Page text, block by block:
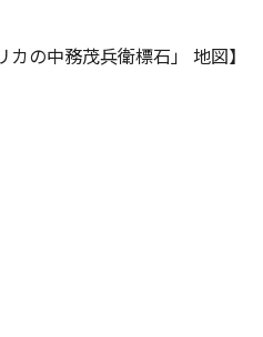
カの中務茂兵衛標石」 地図】